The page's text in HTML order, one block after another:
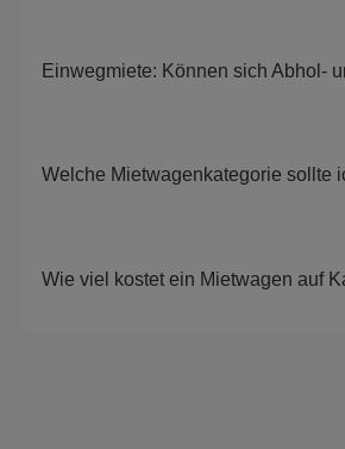
Einwegmiete: Können sich Abhol-
Welche Mietwagenkategorie sollte
Wie viel kostet ein Mietwagen auf